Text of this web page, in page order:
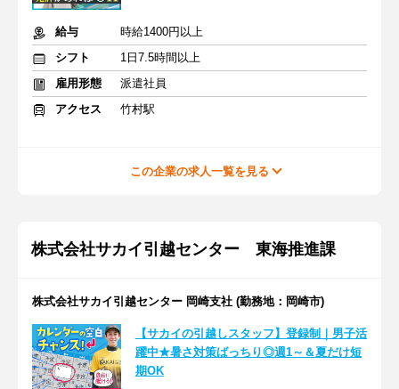
給与
時給1400円以上
シフト
1日7.5時間以上
雇用形態
派遣社員
アクセス
竹村駅
この企業の求人一覧を見る
株式会社サカイ引越センター 東海推進課
株式会社サカイ引越センター 岡崎支社 (勤務地：岡崎市)
【サカイの引越しスタッフ】登録制｜男子活
躍中★暑さ対策ばっちり◎週1～＆夏だけ短
期OK